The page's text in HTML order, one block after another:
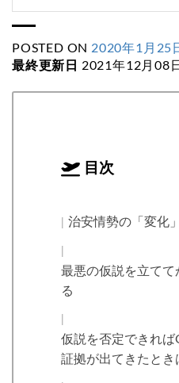
POSTED ON 2020年1月25
最終更新日 2021年12月08
目次
治安情勢の「変化
最悪の仮説を立て
る
仮説を否定できれ
証拠が出てきたとき